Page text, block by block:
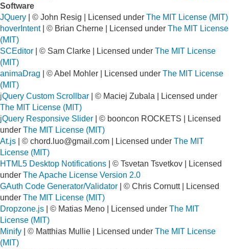
Software
JQuery | © John Resig | Licensed under The MIT License (MIT)
hoverIntent| © Brian Cherne | Licensed under The MIT License
(MIT)
SCEditor | © Sam Clarke | Licensed under The MIT License
(MIT)
animaDrag | © Abel Mohler | Licensed under The MIT License
(MIT)
jQuery Custom Scrollbar | © Maciej Zubala | Licensed under
The MIT License (MIT)
jQuery Responsive Slider | © booncon ROCKETS | Licensed
under The MIT License (MIT)
At.js | © chord.luo@gmail.com | Licensed under The MIT
License (MIT)
HTML5 Desktop Notifications | © Tsvetan Tsvetkov | Licensed
under The Apache License Version 2.0
GAuth Code Generator/Validator | © Chris Cornutt | Licensed
under The MIT License (MIT)
Dropzone.js | © Matias Meno | Licensed under The MIT
License (MIT)
Minify | © Matthias Mullie | Licensed under The MIT License
(MIT)